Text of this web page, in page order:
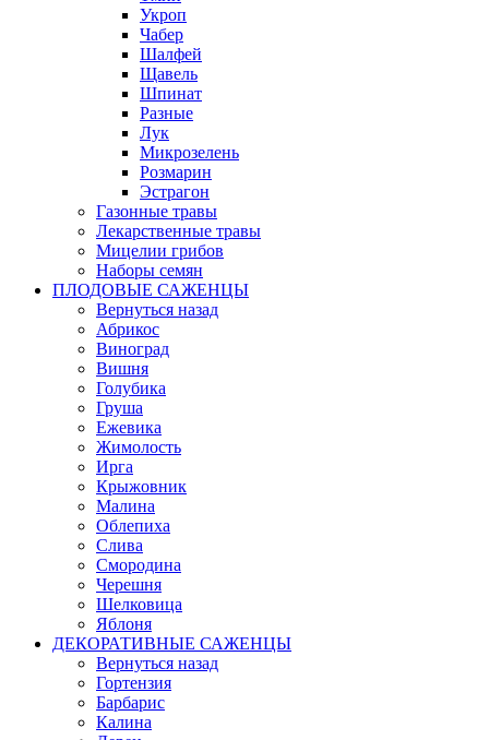
Укроп
Чабер
Шалфей
Щавель
Шпинат
Разные
Лук
Микрозелень
Розмарин
Эстрагон
Газонные травы
Лекарственные травы
Мицелии грибов
Наборы семян
ПЛОДОВЫЕ САЖЕНЦЫ
Вернуться назад
Абрикос
Виноград
Вишня
Голубика
Груша
Ежевика
Жимолость
Ирга
Крыжовник
Малина
Облепиха
Слива
Смородина
Черешня
Шелковица
Яблоня
ДЕКОРАТИВНЫЕ САЖЕНЦЫ
Вернуться назад
Гортензия
Барбарис
Калина